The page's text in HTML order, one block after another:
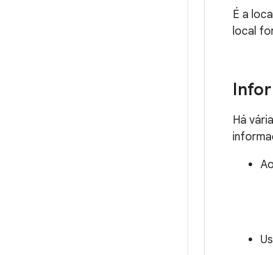
É a
local
Há